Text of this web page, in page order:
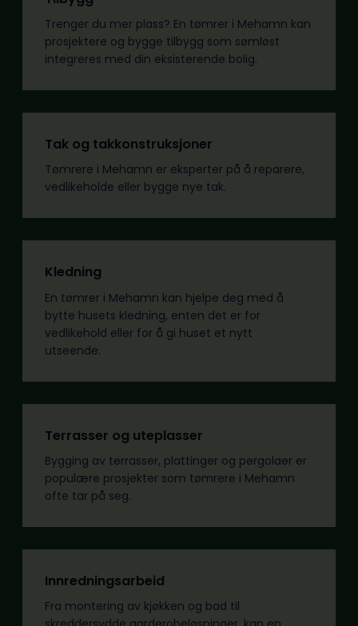
Trenger du mer plass? En tømrer i Mehamn kan
prosjektere og bygge tilbygg som sømløst
integreres med din eksisterende bolig.
Tak og takkonstruksjoner
Tømrere i Mehamn er eksperter på å reparere,
vedlikeholde eller bygge nye tak.
Kledning
En tømrer i Mehamn kan hjelpe deg med å
bytte husets kledning, enten det er for
vedlikehold eller for å gi huset et nytt
utseende.
Terrasser og uteplasser
Bygging av terrasser, plattinger og pergolaer er
populære prosjekter som tømrere i Mehamn
ofte tar på seg.
Innredningsarbeid
Fra montering av kjøkken og bad til